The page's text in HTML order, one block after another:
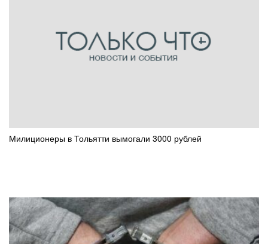
Милиционеры в Тольятти вымогали 3000 рублей